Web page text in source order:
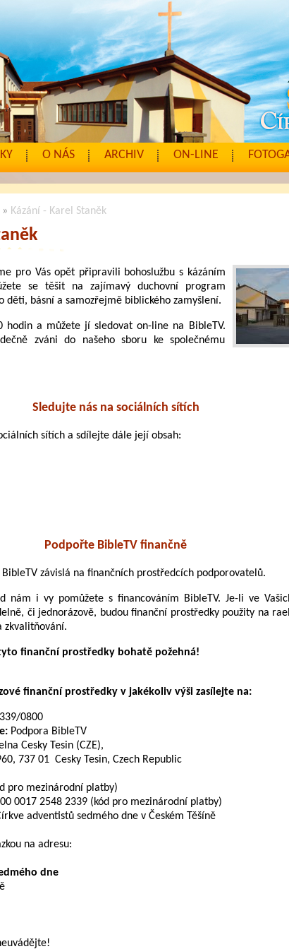
O NÁS ARCHIV ON-LINE
» Kázání - Karel Staněk
pro Vás opět připravili bohoslužbu s kázáním
se těšit na zajímavý duchovní program
děti, básní a samozřejmě biblického zamyšlení.
hodin a můžete jí sledovat on-line na BibleTV.
zváni do našeho sboru ke společnému
Sledujte nás na sociálních sítích
sítích a sdílejte dále její obsah:
Podpořte BibleTV finančně
závislá na finančních prostředcích podporovatelů.
nám i vy pomůžete s financováním BibleTV. Je-li ve
či jednorázově, budou finanční prostředky použity na
zkvalitňování.
finanční prostředky bohatě požehná!
finanční prostředky v jakékoliv výši zasílejte na:
0800
Podpora BibleTV
Cesky Tesin (CZE),
737 01 Cesky Tesin, Czech Republic
pro mezinárodní platby)
0017 2548 2339 (kód pro mezinárodní platby)
adventistů sedmého dne v Českém Těšíně
na adresu:
dne